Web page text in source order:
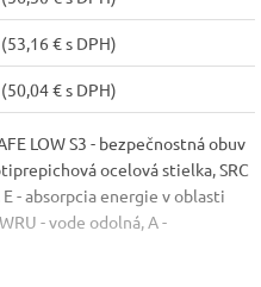
53,16 € s DPH)
50,04 € s DPH)
LOW S3 - bezpečnostná obuv
ocelová stielka, SRC
- absorpcia energie v oblasti
- vode odolná, A -
Materiál: Vrchný materiál -